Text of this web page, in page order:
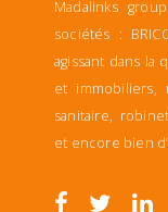
Madalinks
sociétés :
agissant dans la
et immobiliers,
sanitaire,
et encore bien